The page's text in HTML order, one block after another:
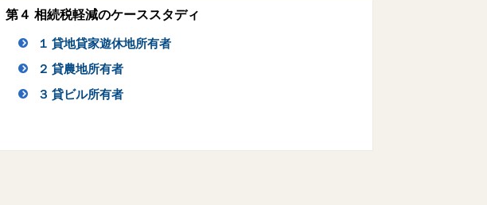
第４ 相続税軽減のケーススタディ
１ 貸地貸家遊休地所有者
２ 貸農地所有者
３ 貸ビル所有者